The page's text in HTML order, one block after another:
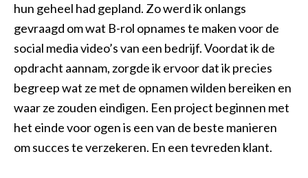
hun geheel had gepland. Zo werd ik onlangs
gevraagd om wat B-rol opnames te maken voor de
social media video’s van een bedrijf. Voordat ik de
opdracht aannam, zorgde ik ervoor dat ik precies
begreep wat ze met de opnamen wilden bereiken en
waar ze zouden eindigen. Een project beginnen met
het einde voor ogen is een van de beste manieren
om succes te verzekeren. En een tevreden klant.